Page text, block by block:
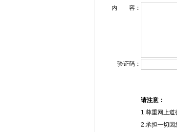
内 容：
验证码：
请注意：
1.尊重网上道
2.承担一切因